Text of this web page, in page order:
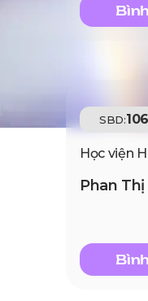
SBD:106
Học viện
Phan